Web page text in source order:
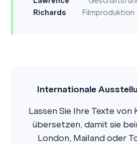
Richards
Filmproduktion
Internationale
Lassen Sie Ihre Texte
übersetzen, damit sie
London, Mailand oder